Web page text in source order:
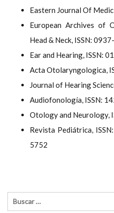
Eastern Journal Of
European Archives of
Head & Neck, ISSN:
Ear and Hearing, ISSN:
Acta Otolaryngologica,
Journal of Hearing
Audiofonología, ISSN:
Otology and Neurology,
Revista Pediátrica,
5752